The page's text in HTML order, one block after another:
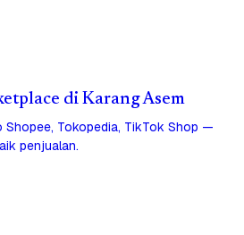
di Karang Asem
Shopee, Tokopedia, TikTok Shop —
penjualan.